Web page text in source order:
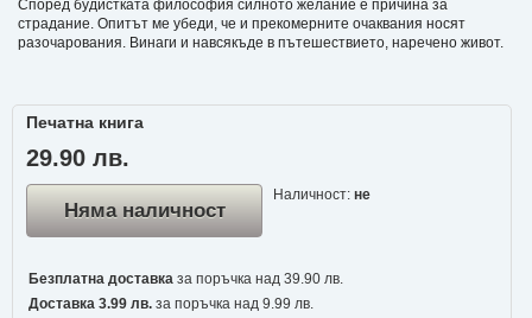
Според будистката философия силното желание е причина за
страдание. Опитът ме убеди, че и прекомерните очаквания носят
разочарования. Винаги и навсякъде в пътешествието, наречено живот.
Печатна книга
29.90 лв.
Няма наличност
Наличност: не
Безплатна доставказа поръчка над 39.90 лв.
Доставка 3.99 лв.за поръчка над 9.99 лв.